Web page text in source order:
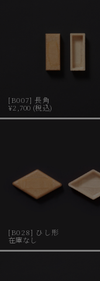
[B007] 長角
¥2,700 (税込)
[B028] ひし形
在庫なし